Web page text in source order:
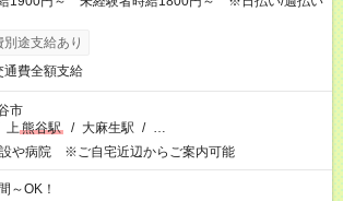
別途支給あり
通費全額支給
市
上熊谷駅 / 大麻生駅 / …
や病院 ※ご自宅近辺からご案内可能
～OK！